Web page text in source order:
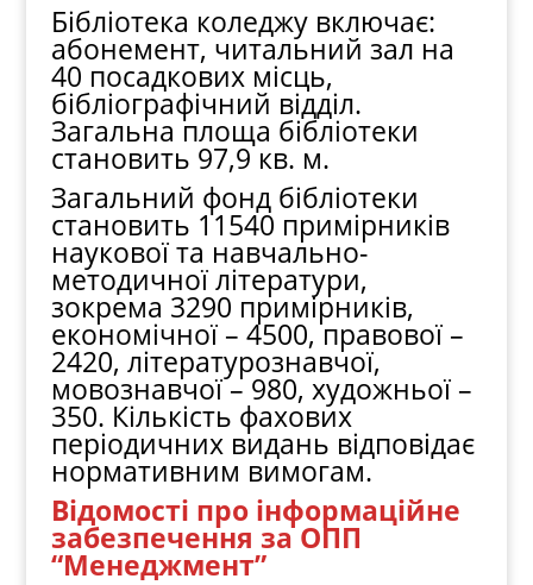
Бібліотека коледжу включає:
абонемент, читальний зал на
40 посадкових місць,
бібліографічний відділ.
Загальна площа бібліотеки
становить 97,9 кв. м.
Загальний фонд бібліотеки
становить 11540 примірників
наукової та навчально-
методичної літератури,
зокрема 3290 примірників,
економічної – 4500, правової –
2420, літературознавчої,
мовознавчої – 980, художньої –
350. Кількість фахових
періодичних видань відповідає
нормативним вимогам.
Відомості про інформаційне
забезпечення за ОПП
“Менеджмент”